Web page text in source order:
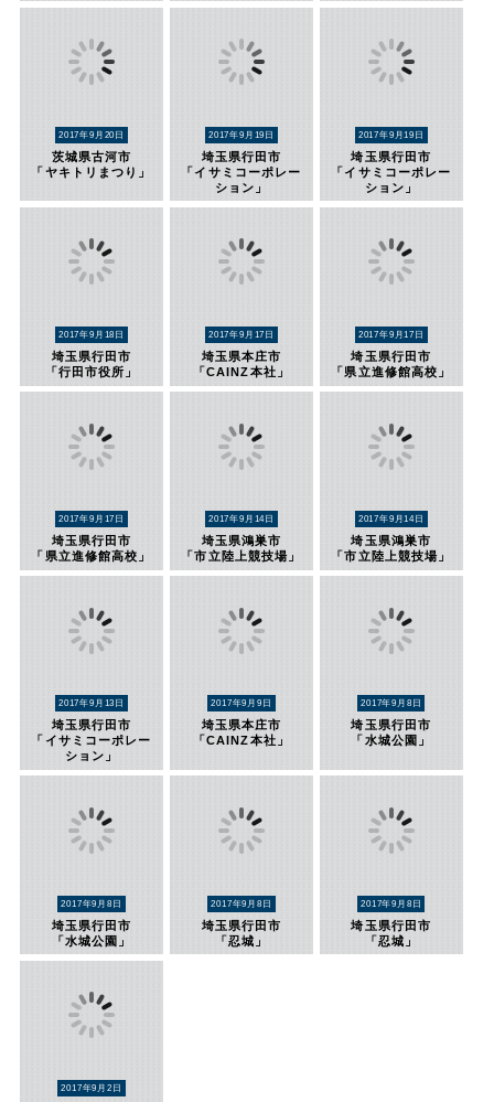
2017年9月20日
茨城県古河市
「ヤキトリまつり」
2017年9月19日
埼玉県行田市
「イサミコーポレー
ション」
2017年9月19日
埼玉県行田市
「イサミコーポレー
ション」
2017年9月18日
埼玉県行田市
「行田市役所」
2017年9月17日
埼玉県本庄市
「CAINZ本社」
2017年9月17日
埼玉県行田市
「県立進修館高校」
2017年9月17日
埼玉県行田市
「県立進修館高校」
2017年9月14日
埼玉県鴻巣市
「市立陸上競技場」
2017年9月14日
埼玉県鴻巣市
「市立陸上競技場」
2017年9月13日
埼玉県行田市
「イサミコーポレー
ション」
2017年9月9日
埼玉県本庄市
「CAINZ本社」
2017年9月8日
埼玉県行田市
「水城公園」
2017年9月8日
埼玉県行田市
「水城公園」
2017年9月8日
埼玉県行田市
「忍城」
2017年9月8日
埼玉県行田市
「忍城」
2017年9月2日